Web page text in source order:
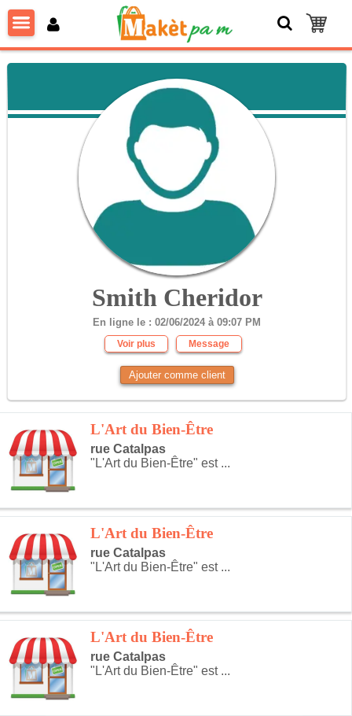
Smith Cheridor
En ligne le : 02/06/2024 à 09:07 PM
Voir plus Message
Ajouter comme client
L'Art du Bien-Être
rue Catalpas
"L'Art du Bien-Être" est ...
L'Art du Bien-Être
rue Catalpas
"L'Art du Bien-Être" est ...
L'Art du Bien-Être
rue Catalpas
"L'Art du Bien-Être" est ...